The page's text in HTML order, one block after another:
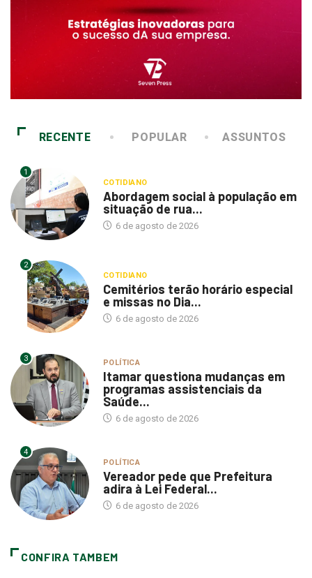
RECENTE POPULAR ASSUNTOS
1
COTIDIANO
Abordagem social à população em
situação de rua...
6 de agosto de 2026
2
COTIDIANO
Cemitérios terão horário especial
e missas no Dia...
6 de agosto de 2026
3 POLÍTICA
Itamar questiona mudanças em
programas assistenciais da
Saúde...
6 de agosto de 2026
4
POLÍTICA
Vereador pede que Prefeitura
adira à Lei Federal...
6 de agosto de 2026
CONFIRA TAMBEM